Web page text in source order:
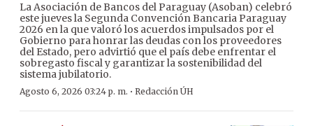
La Asociación de Bancos del Paraguay (Asoban) celebró
este jueves la Segunda Convención Bancaria Paraguay
2026 en la que valoró los acuerdos impulsados por el
Gobierno para honrar las deudas con los proveedores
del Estado, pero advirtió que el país debe enfrentar el
sobregasto fiscal y garantizar la sostenibilidad del
sistema jubilatorio.
Agosto 6, 2026 03:24 p. m. · Redacción ÚH